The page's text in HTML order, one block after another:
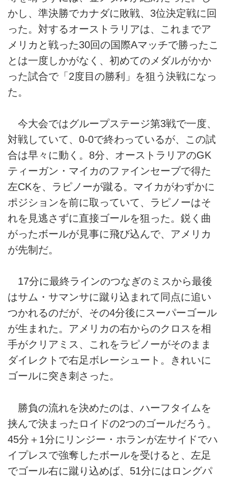
かし、準決勝でカナダに敗戦、3位決定戦に回
った。対するオーストラリアは、これまでア
メリカと戦った30回の国際Aマッチで勝ったこ
とは一度しかがなく、初めてのメダルがかか
った試合で「2度目の勝利」を狙う決戦になっ
た。
今大会ではグループステージ第3戦で一度、
対戦していて、0-0で終わっているが、この試
合は早々に動く。8分、オーストラリアのGK
ティーガン・マイカのファインセーブで得た
左CKを、ラピノーが蹴る。マイカがわずかに
ポジションを前に取っていて、ラピノーはそ
れを見逃さずに直接ゴールを狙った。鋭く曲
がったボールが見事に飛び込んで、アメリカ
が先制だ。
17分に最終ラインのつなぎのミスから最後
はサム・サマンサに蹴り込まれて同点に追い
つかれるのだが、その4分後にスーパーゴール
が生まれた。アメリカの右からのクロスを相
手がクリアミス、これをラピノーがそのまま
ダイレクトで右足ボレーシュート。きれいに
ゴールに突き刺さった。
勝負の流れを決めたのは、ハーフタイムを
挟んで決まったロイドの2つのゴールだろう。
45分＋1分にリンジー・ホランが左サイドでハ
イプレスで強奪したボールを受けると、左足
でゴール右に蹴り込めば、51分にはロングパ